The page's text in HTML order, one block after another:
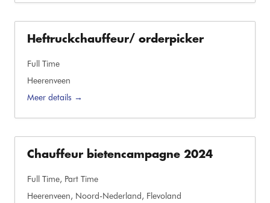
Heftruckchauffeur/ orderpicker
Full Time
Heerenveen
Meer details
Chauffeur bietencampagne 2024
Full Time Part Time
Heerenveen
Noord-Nederland
Flevoland